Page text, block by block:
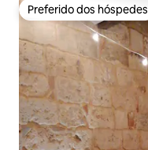
Preferido dos hóspedes
Preferido dos hóspedes